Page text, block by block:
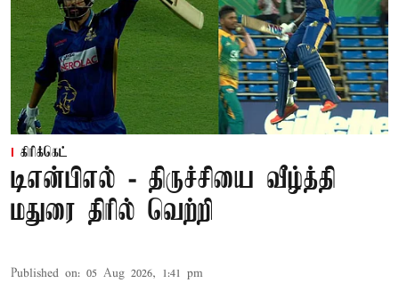
கிரிக்கெட்
டிஎன்பிஎல் - திருச்சியை வீழ்த்தி
மதுரை திரில் வெற்றி
Published on: 05 Aug 2026, 1:41 pm